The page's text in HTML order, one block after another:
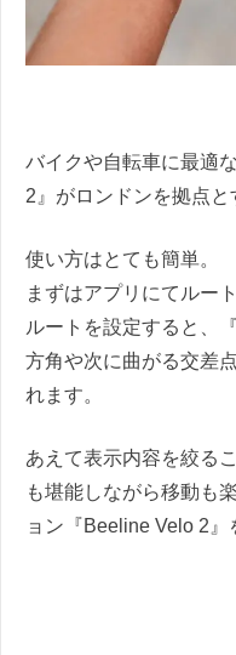
バイクや自転車に最適
2』がロンドンを拠点と
使い方はとても簡単。
まずはアプリにてルー
ルートを設定すると、
方角や次に曲がる交差
れます。
あえて表示内容を絞る
も堪能しながら移動も
ョン『Beeline Velo 2』